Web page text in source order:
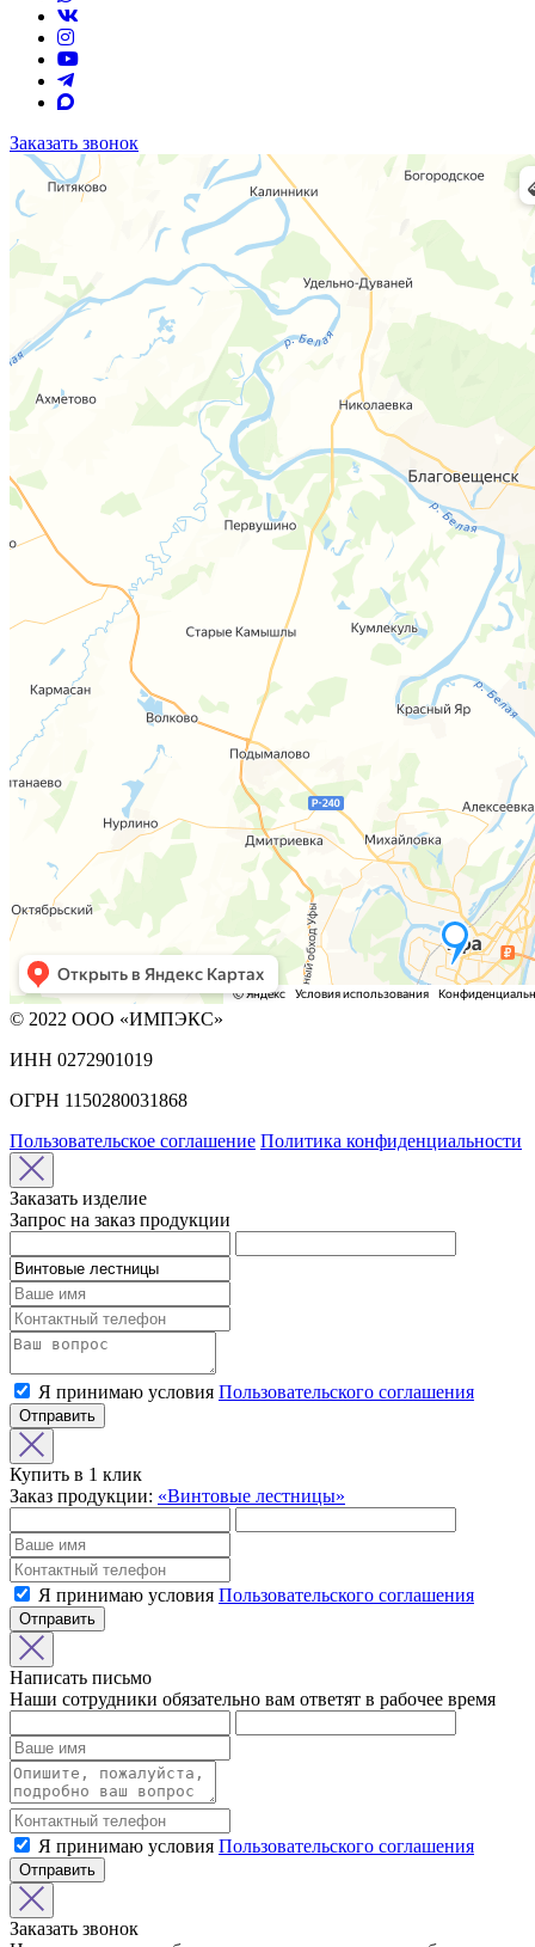
Заказать звонок
© 2022 ООО «ИМПЭКС»
ИНН 0272901019
ОГРН 1150280031868
Пользовательское соглашение Политика конфиденциальности
Заказать изделие
Запрос на заказ продукции
Я принимаю условия Пользовательского соглашения
Отправить
Купить в 1 клик
Заказ продукции: «Винтовые лестницы»
Я принимаю условия Пользовательского соглашения
Отправить
Написать письмо
Наши сотрудники обязательно вам ответят в рабочее время
Я принимаю условия Пользовательского соглашения
Отправить
Заказать звонок